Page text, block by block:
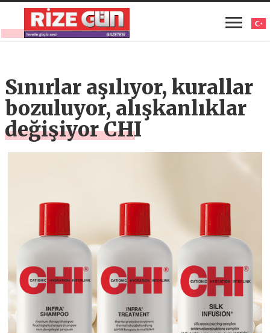
Sınırlar aşılıyor, kurallar
bozuluyor, alışkanlıklar
değişiyor CHI